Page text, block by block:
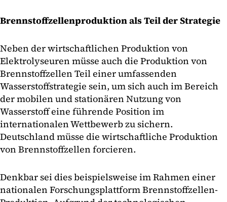
Brennstoffzellenproduktion als Teil der Strategie
Neben der wirtschaftlichen Produktion von
Elektrolyseuren müsse auch die Produktion von
Brennstoffzellen Teil einer umfassenden
Wasserstoffstrategie sein, um sich auch im Bereich
der mobilen und stationären Nutzung von
Wasserstoff eine führende Position im
internationalen Wettbewerb zu sichern.
Deutschland müsse die wirtschaftliche Produktion
von Brennstoffzellen forcieren.
Denkbar sei dies beispielsweise im Rahmen einer
nationalen Forschungsplattform Brennstoffzellen-